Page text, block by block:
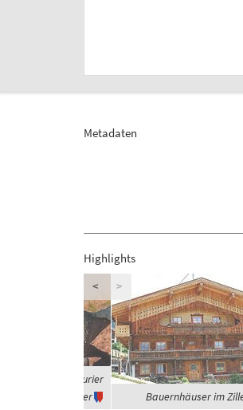
Metadaten
Highlights
waren die Dinosaurier
Vegetarier
Bauernhäuser im
< >